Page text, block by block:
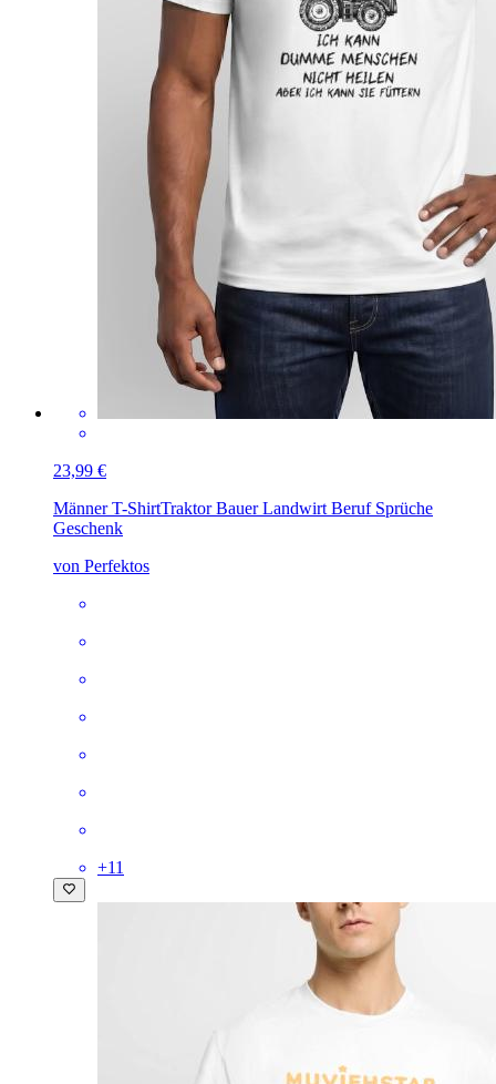
23,99 €
Männer T-ShirtTraktor Bauer Landwirt Beruf Sprüche
Geschenk
von Perfektos
+11